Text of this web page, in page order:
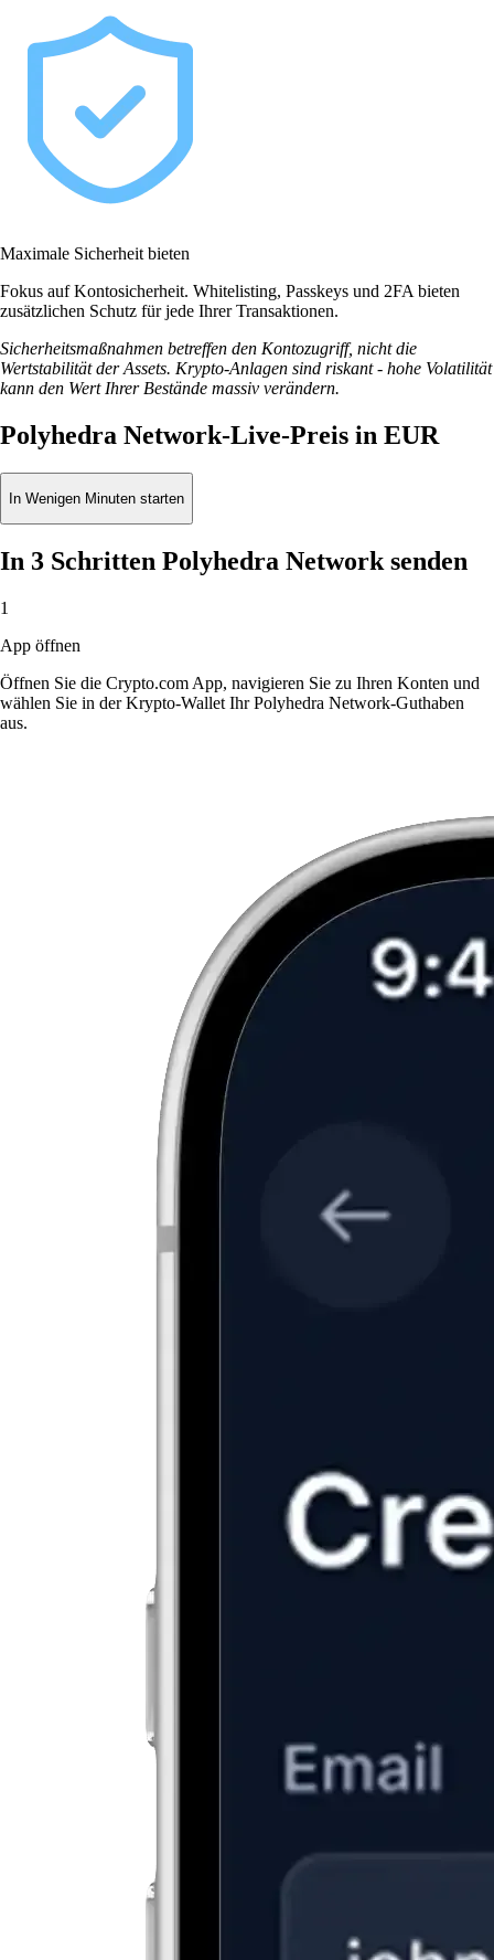
Maximale Sicherheit bieten
Fokus auf Kontosicherheit. Whitelisting, Passkeys und 2FA bieten
zusätzlichen Schutz für jede Ihrer Transaktionen.
Sicherheitsmaßnahmen betreffen den Kontozugriff, nicht die
Wertstabilität der Assets. Krypto-Anlagen sind riskant - hohe Volatilität
kann den Wert Ihrer Bestände massiv verändern.
Polyhedra Network-Live-Preis in EUR
In Wenigen Minuten starten
In 3 Schritten Polyhedra Network senden
1
App öffnen
Öffnen Sie die Crypto.com App, navigieren Sie zu Ihren Konten und
wählen Sie in der Krypto-Wallet Ihr Polyhedra Network-Guthaben
aus.